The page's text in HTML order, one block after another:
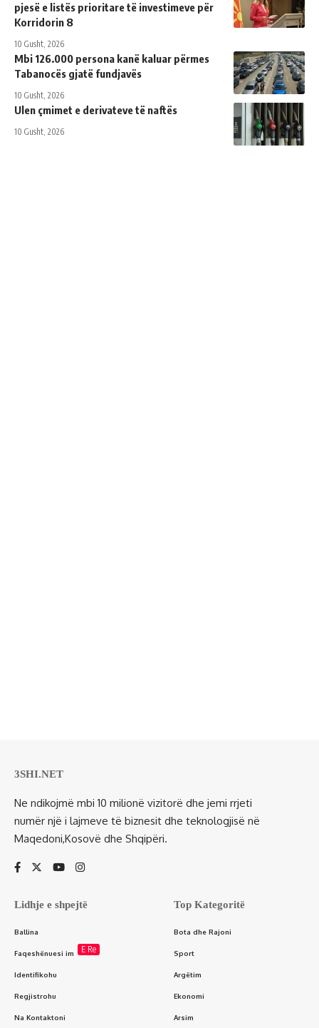
pjesë e listës prioritare të investimeve për
Korridorin 8
10 Gusht, 2026
Mbi 126.000 persona kanë kaluar përmes
Tabanocës gjatë fundjavës
10 Gusht, 2026
Ulen çmimet e derivateve të naftës
10 Gusht, 2026
3SHI.NET
Ne ndikojmë mbi 10 milionë vizitorë dhe jemi rrjeti
numër një i lajmeve të biznesit dhe teknologjisë në
Maqedoni,Kosovë dhe Shqipëri.
Lidhje e shpejtë
Ballina
Faqeshënuesi im E Re
Identifikohu
Regjistrohu
Na Kontaktoni
Top Kategoritë
Bota dhe Rajoni
Sport
Argëtim
Ekonomi
Arsim